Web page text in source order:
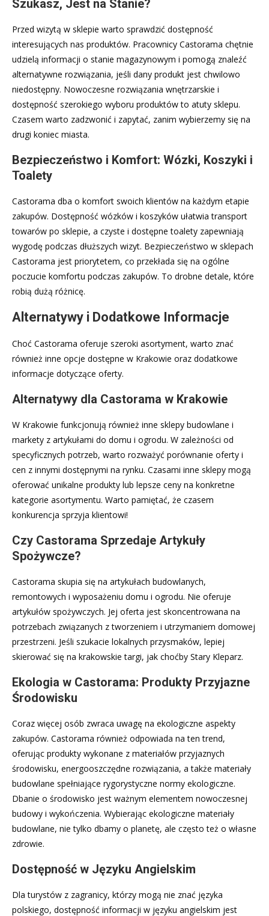
Szukasz, Jest na Stanie?
Przed wizytą w sklepie warto sprawdzić dostępność
interesujących nas produktów. Pracownicy Castorama chętnie
udzielą informacji o stanie magazynowym i pomogą znaleźć
alternatywne rozwiązania, jeśli dany produkt jest chwilowo
niedostępny. Nowoczesne rozwiązania wnętrzarskie i
dostępność szerokiego wyboru produktów to atuty sklepu.
Czasem warto zadzwonić i zapytać, zanim wybierzemy się na
drugi koniec miasta.
Bezpieczeństwo i Komfort: Wózki, Koszyki i
Toalety
Castorama dba o komfort swoich klientów na każdym etapie
zakupów. Dostępność wózków i koszyków ułatwia transport
towarów po sklepie, a czyste i dostępne toalety zapewniają
wygodę podczas dłuższych wizyt. Bezpieczeństwo w sklepach
Castorama jest priorytetem, co przekłada się na ogólne
poczucie komfortu podczas zakupów. To drobne detale, które
robią dużą różnicę.
Alternatywy i Dodatkowe Informacje
Choć Castorama oferuje szeroki asortyment, warto znać
również inne opcje dostępne w Krakowie oraz dodatkowe
informacje dotyczące oferty.
Alternatywy dla Castorama w Krakowie
W Krakowie funkcjonują również inne sklepy budowlane i
markety z artykułami do domu i ogrodu. W zależności od
specyficznych potrzeb, warto rozważyć porównanie oferty i
cen z innymi dostępnymi na rynku. Czasami inne sklepy mogą
oferować unikalne produkty lub lepsze ceny na konkretne
kategorie asortymentu. Warto pamiętać, że czasem
konkurencja sprzyja klientowi!
Czy Castorama Sprzedaje Artykuły
Spożywcze?
Castorama skupia się na artykułach budowlanych,
remontowych i wyposażeniu domu i ogrodu. Nie oferuje
artykułów spożywczych. Jej oferta jest skoncentrowana na
potrzebach związanych z tworzeniem i utrzymaniem domowej
przestrzeni. Jeśli szukacie lokalnych przysmaków, lepiej
skierować się na krakowskie targi, jak choćby Stary Kleparz.
Ekologia w Castorama: Produkty Przyjazne
Środowisku
Coraz więcej osób zwraca uwagę na ekologiczne aspekty
zakupów. Castorama również odpowiada na ten trend,
oferując produkty wykonane z materiałów przyjaznych
środowisku, energooszczędne rozwiązania, a także materiały
budowlane spełniające rygorystyczne normy ekologiczne.
Dbanie o środowisko jest ważnym elementem nowoczesnej
budowy i wykończenia. Wybierając ekologiczne materiały
budowlane, nie tylko dbamy o planetę, ale często też o własne
zdrowie.
Dostępność w Języku Angielskim
Dla turystów z zagranicy, którzy mogą nie znać języka
polskiego, dostępność informacji w języku angielskim jest